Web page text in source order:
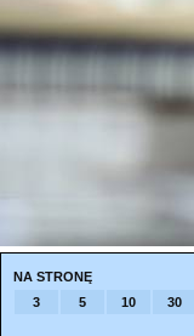
NA STRONĘ
3
5 10 30